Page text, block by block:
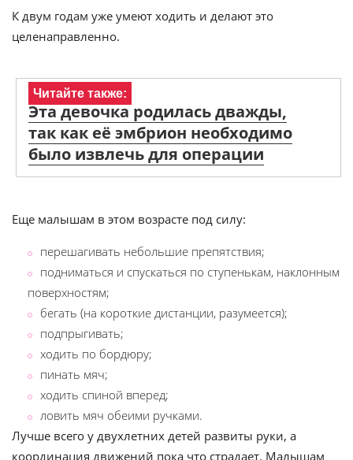
К двум годам уже умеют ходить и делают это
целенаправленно.
Читайте также:
Эта девочка родилась дважды,
так как её эмбрион необходимо
было извлечь для операции
Еще малышам в этом возрасте под силу:
перешагивать небольшие препятствия;
подниматься и спускаться по ступенькам, наклонным
поверхностям;
бегать (на короткие дистанции, разумеется);
подпрыгивать;
ходить по бордюру;
пинать мяч;
ходить спиной вперед;
ловить мяч обеими ручками.
Лучше всего у двухлетних детей развиты руки, а
координация движений пока что страдает. Малышам